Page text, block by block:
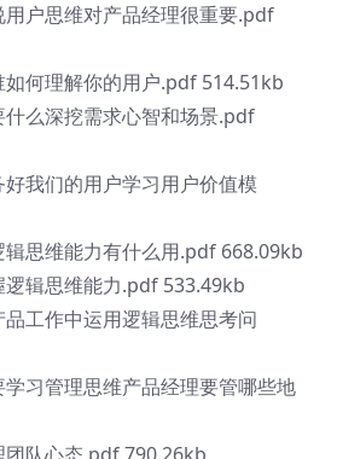
户思维对产品经理很重要.pdf
何理解你的用户.pdf 514.51kb
么深挖需求心智和场景.pdf
我们的用户学习用户价值模
思维能力有什么用.pdf 668.09kb
辑思维能力.pdf 533.49kb
工作中运用逻辑思维思考问
习管理思维产品经理要管哪些地